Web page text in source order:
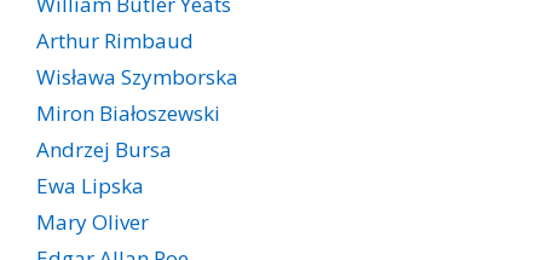
Arthur Rimbaud
Wisława Szymborska
Miron Białoszewski
Andrzej Bursa
Ewa Lipska
Mary Oliver